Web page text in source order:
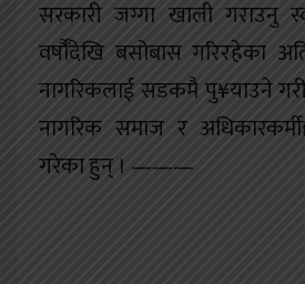
सरकारी जग्गा खाली गराउनु
वर्षौँदेखि बसोबास गरिरहेका
नागरिकलाई सडकमै पु¥याउने
नागरिक समाज र
गरेका हुन् । ———